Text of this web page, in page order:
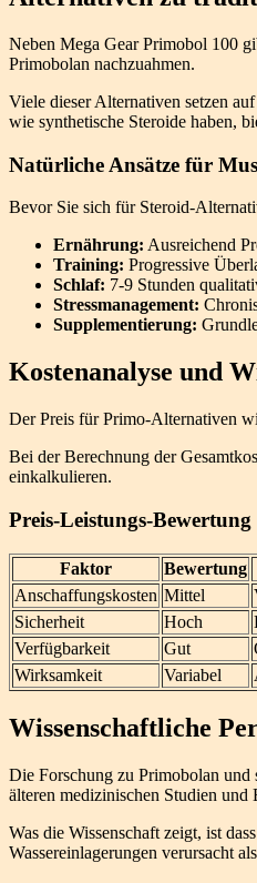
Neben Mega Gear Primobol 100
Primobolan nachzuahmen.
Viele dieser Alternativen setzen
wie synthetische Steroide haben,
Natürliche Ansätze für
Bevor Sie sich für Steroid-
Ernährung: Ausreichend
Training: Progressive
Schlaf: 7-9 Stunden
Stressmanagement:
Supplementierung:
Kostenanalyse und
Der Preis für Primo-Alternativen
Bei der Berechnung der
einkalkulieren.
Preis-Leistungs-Bewertung
Faktor Bewertung
Anschaffungskosten Mittel
Sicherheit
Hoch
Verfügbarkeit
Gut
Wirksamkeit
Variabel
Wissenschaftliche
Die Forschung zu Primobolan und
älteren medizinischen Studien
Was die Wissenschaft zeigt, ist
Wassereinlagerungen verursacht